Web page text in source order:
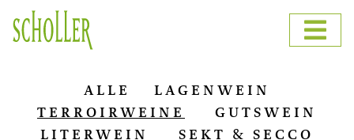
ALLE
LAGENWEIN
TERROIRWEINE
GUTSWEIN
LITERWEIN
SEKT & SECCO